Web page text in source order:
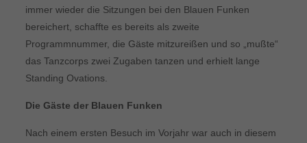
immer wieder die Sitzungen bei den Blauen Funken
bereichert, schaffte es bereits als zweite
Programmnummer, die Gäste mitzureißen und so „mußte“
das Tanzcorps zwei Zugaben tanzen und erhielt lange
Standing Ovations.
Die Gäste der Blauen Funken
Nach einem ersten Besuch im Vorjahr war auch in diesem